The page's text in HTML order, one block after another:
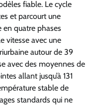
fiable. Le cycle
et parcourt une
en quatre phases
vitesse avec une
autour de 39
avec des moyennes de
allant jusqu’à 131
stable de
standards qui ne